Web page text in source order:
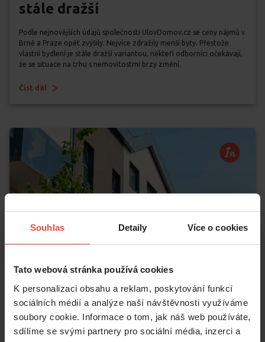
Souhlas Detaily Více o cookies
Tato webová stránka používá cookies
K personalizaci obsahu a reklam, poskytování funkcí
sociálních médií a analýze naší návštěvnosti využíváme
soubory cookie. Informace o tom, jak náš web používáte,
sdílíme se svými partnery pro sociální média, inzerci a
stále dražší
Podle nejnovějších údajů společnosti UlovDomov.cz se ceny nájmů v
Brně a Praze opět zvýšily. Nejvíce zdražily menší byty. Přestože
vlastní bydlení je stále dražší variantou, někteří odborníci očekávají,
že se situace na trhu s nemovitostmi brzy změní.
Číst dál